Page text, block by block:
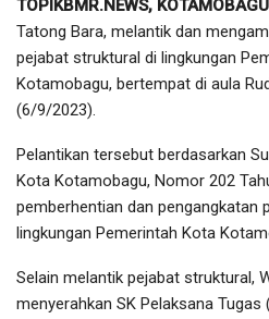
TOPIKBMR.NEWS, KOTAMOBAGU
Tatong Bara, melantik dan
pejabat struktural di lingkungan
Kotamobagu, bertempat di aula
(6/9/2023).
Pelantikan tersebut berdasarkan
Kota Kotamobagu, Nomor 202
pemberhentian dan pengangkatan
lingkungan Pemerintah Kota
Selain melantik pejabat struktural,
menyerahkan SK Pelaksana